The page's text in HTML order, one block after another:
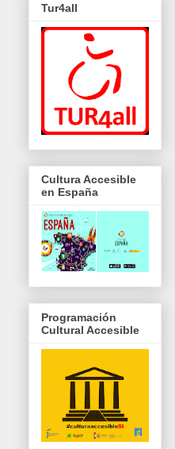
Tur4all
Cultura Accesible
en España
Programación
Cultural Accesible